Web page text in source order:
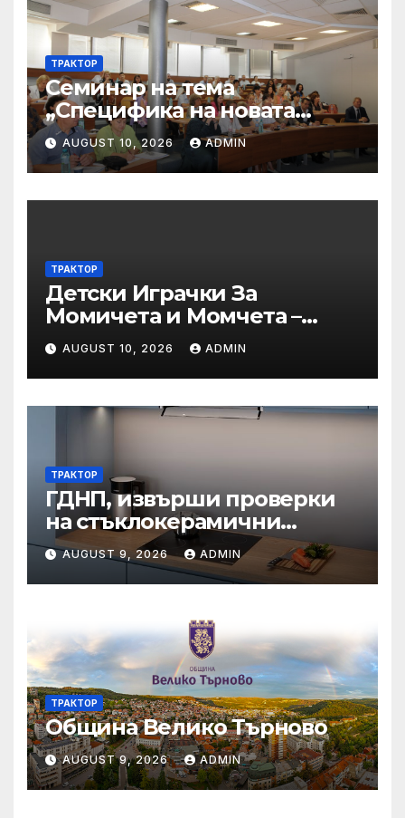
ТРАКТОР
Семинар на тема
„Специфика на новата
критериална система на
НАОА за програмна
акредитация на
професионално
– пресечни точки и
решения“
AUGUST 10, 2026 ADMIN
ТРАКТОР
Детски Играчки За
Момичета и Момчета –
Купи
AUGUST 10, 2026 ADMIN
ТРАКТОР
ГДНП, извърши проверки
на стъклокерамични
вградени котлони в
България
AUGUST 9, 2026 ADMIN
ТРАКТОР
Община Велико Търново
AUGUST 9, 2026 ADMIN